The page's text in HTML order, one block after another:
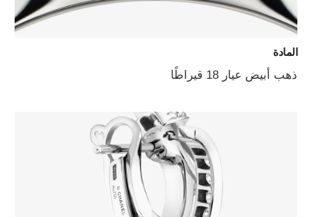
المادة
ذهب أبيض عيار 18 قيراطًا